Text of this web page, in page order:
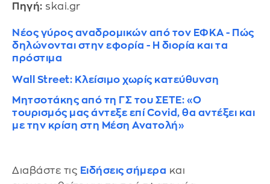
Πηγή: skai.gr
Νέος γύρος αναδρομικών από τον ΕΦΚΑ - Πώς
δηλώνονται στην εφορία - Η διορία και τα
πρόστιμα
Wall Street: Κλείσιμο χωρίς κατεύθυνση
Μητσοτάκης από τη ΓΣ του ΣΕΤΕ: «Ο
τουρισμός μας άντεξε επί Covid, θα αντέξει και
με την κρίση στη Μέση Ανατολή»
Διαβάστε τις Ειδήσεις σήμερα και